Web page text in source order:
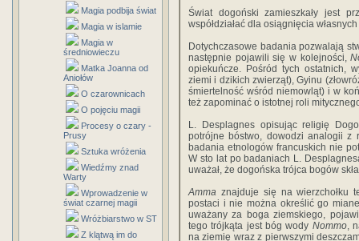
Magia podbija świat
Magia w islamie
Magia w
średniowieczu
Matka Joanna od
Aniołów
O czarownicach
O pojęciu magii
Procesy o czary -
Prusy
Sztuka wróżenia
Wiedźmy znad
Warty
Wprowadzenie w
świat czarnej magii
Wróżbiarstwo w ST
Z klątwą im do
Świat dogoński zamieszkały jest
współdziałać dla osiągnięcia
Dotychczasowe badania pozwalają
następnie pojawili się w kolejności,
opiekuńcze. Pośród tych ostatnich,
ziemi i dzikich zwierząt), Gyinu
śmiertelność wśród niemowląt) i w
też zapominać o istotnej roli
L. Desplagnes opisując religię
potrójne bóstwo, dowodzi analogii z
badania etnologów francuskich nie
W sto lat po badaniach L.
uważał, że dogońska trójca bogów
Amma znajduje się na wierzchołku
postaci i nie można określić go
uważany za boga ziemskiego,
tego trójkąta jest bóg wody Nommo,
na ziemię wraz z pierwszymi